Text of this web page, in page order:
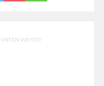
WEITER